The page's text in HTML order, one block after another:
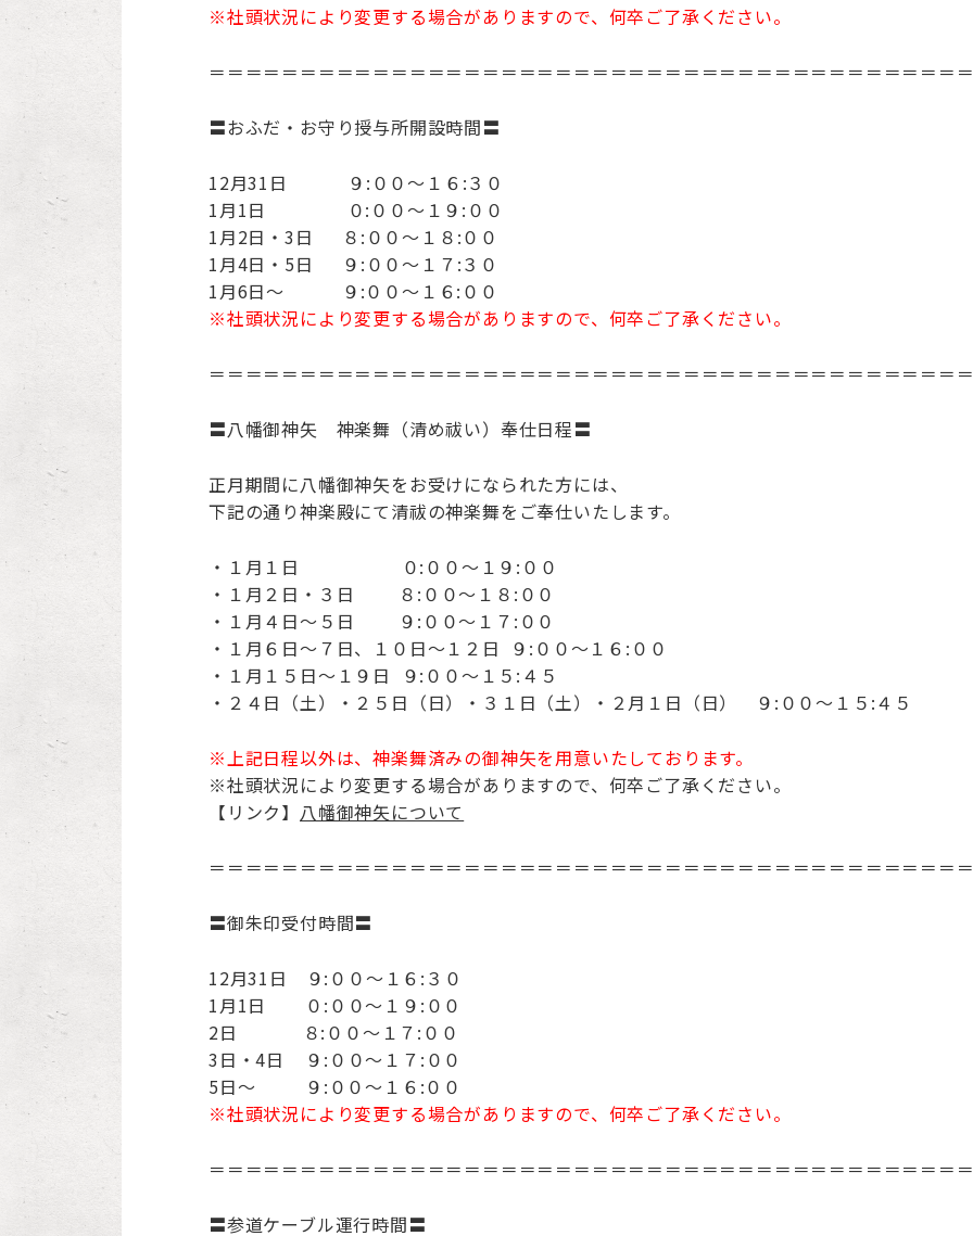
※社頭状況により変更する場合がありますので、何卒ご了承ください。
＝＝＝＝＝＝＝＝＝＝＝＝＝＝＝＝＝＝＝＝＝＝＝＝＝＝＝＝＝＝＝＝＝＝＝＝＝＝＝＝＝
〓おふだ・お守り授与所開設時間〓
12月31日 ９:００～１６:３０
1月1日 ０:００～１９:００
1月2日・3日 ８:００～１８:００
1月4日・5日 ９:００～１７:３０
1月6日～ ９:００～１６:００
※社頭状況により変更する場合がありますので、何卒ご了承ください。
＝＝＝＝＝＝＝＝＝＝＝＝＝＝＝＝＝＝＝＝＝＝＝＝＝＝＝＝＝＝＝＝＝＝＝＝＝＝＝＝＝
〓八幡御神矢 神楽舞（清め祓い）奉仕日程〓
正月期間に八幡御神矢をお受けになられた方には、
下記の通り神楽殿にて清祓の神楽舞をご奉仕いたします。
・１月１日 ０:００～１９:００
・１月２日・３日 ８:００～１８:００
・１月４日～５日 ９:００～１７:００
・１月６日～７日、１０日～１２日 ９:００～１６:００
・１月１５日～１９日 ９:００～１５:４５
・２４日（土）・２５日（日）・３１日（土）・２月１日（日） ９:００～１５:４５
※上記日程以外は、神楽舞済みの御神矢を用意いたしております。
※社頭状況により変更する場合がありますので、何卒ご了承ください。
【リンク】 八幡御神矢について
＝＝＝＝＝＝＝＝＝＝＝＝＝＝＝＝＝＝＝＝＝＝＝＝＝＝＝＝＝＝＝＝＝＝＝＝＝＝＝＝＝
〓御朱印受付時間〓
12月31日 ９:００～１６:３０
1月1日 ０:００～１９:００
2日 ８:００～１７:００
3日・4日 ９:００～１７:００
5日～ ９:００～１６:００
※社頭状況により変更する場合がありますので、何卒ご了承ください。
＝＝＝＝＝＝＝＝＝＝＝＝＝＝＝＝＝＝＝＝＝＝＝＝＝＝＝＝＝＝＝＝＝＝＝＝＝＝＝＝＝
〓参道ケーブル運行時間〓